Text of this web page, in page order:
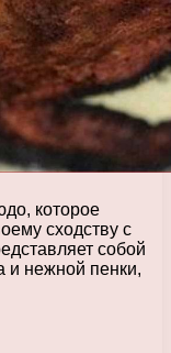
которое
сходству с
собой
и нежной пенки,